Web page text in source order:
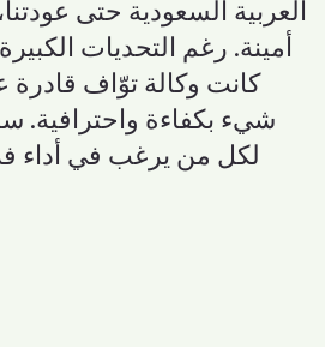
العربية السعودية حتى
أمينة. رغم التحديات
كانت وكالة توّاف
شيء بكفاءة واحترافية.
لكل من يرغب في أداء